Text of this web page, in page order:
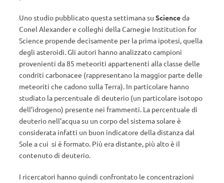
Uno studio pubblicato questa settimana su Scienceda
Conel Alexander e colleghi della Carnegie Institution for
Science propende decisamente per la prima ipotesi, quella
degli asteroidi. Gli autori hanno analizzato campioni
provenienti da 85 meteoriti appartenenti alla classe delle
condriti carbonacee (rappresentano la maggior parte delle
meteoriti che cadono sulla Terra). In particolare hanno
studiato la percentuale di deuterio (un particolare isotopo
dell’idrogeno) presente nei frammenti. La percentuale di
deuterio nell’acqua su un corpo del sistema solare è
considerata infatti un buon indicatore della distanza dal
Sole a cui si è formato. Più era distante, più alto è il
contenuto di deuterio.
I ricercatori hanno quindi confrontato le concentrazioni